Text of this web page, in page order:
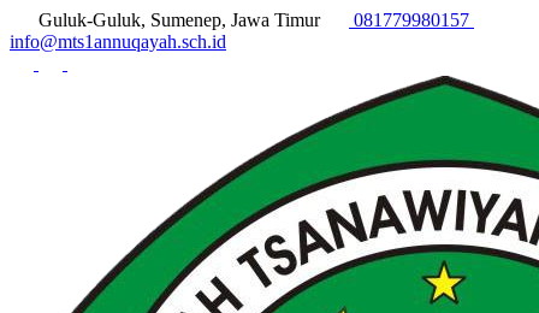
Guluk-Guluk, Sumenep, Jawa Timur
081779980157
info@mts1annuqayah.sch.id